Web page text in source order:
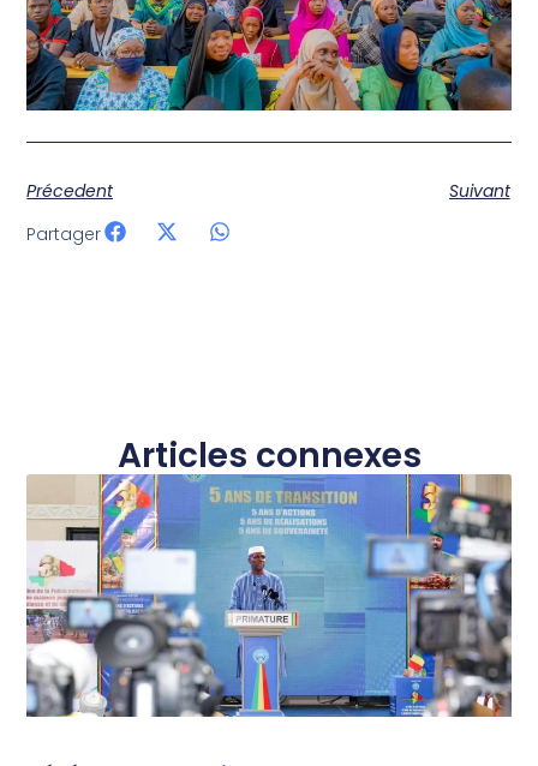
Précedent
Suivant
Partager
Articles connexes